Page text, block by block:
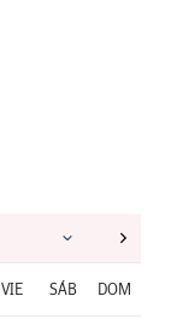
VIE SÁB DOM